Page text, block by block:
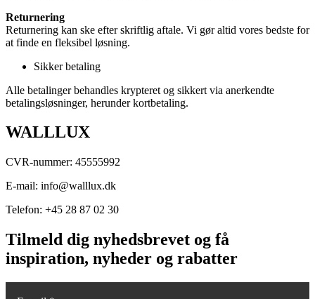
Returnering
Returnering kan ske efter skriftlig aftale. Vi gør altid vores bedste for
at finde en fleksibel løsning.
Sikker betaling
Alle betalinger behandles krypteret og sikkert via anerkendte
betalingsløsninger, herunder kortbetaling.
WALLLUX
CVR-nummer: 45555992
E-mail: info@walllux.dk
Telefon: +45 28 87 02 30
Tilmeld dig nyhedsbrevet og få
inspiration, nyheder og rabatter